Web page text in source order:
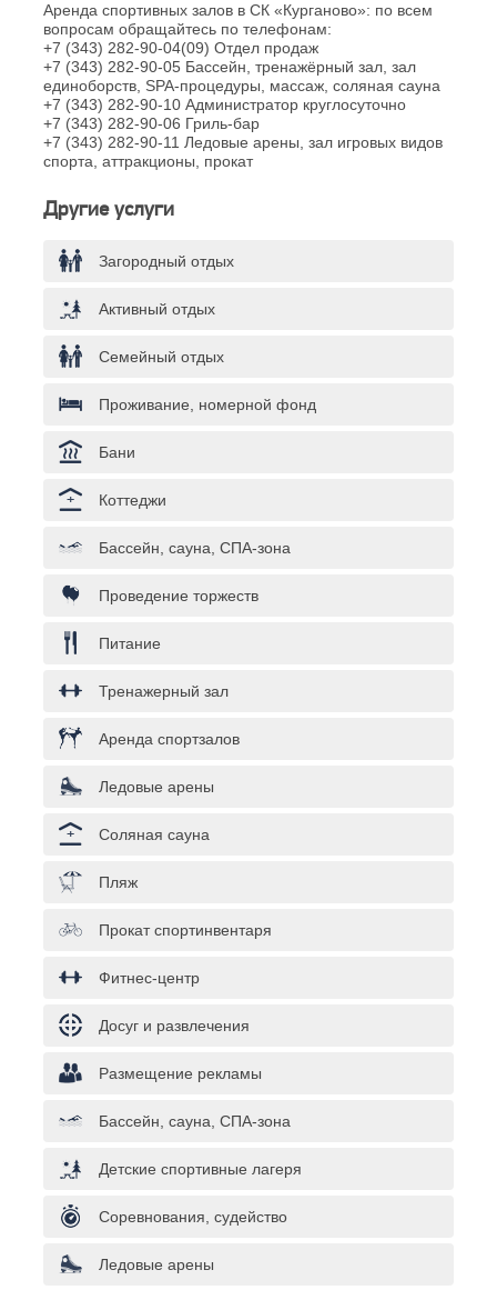
Аренда спортивных залов в СК «Курганово»: по всем
вопросам обращайтесь по телефонам:
+7 (343) 282-90-04(09) Отдел продаж
+7 (343) 282-90-05 Бассейн, тренажёрный зал, зал
единоборств, SPA-процедуры, массаж, соляная сауна
+7 (343) 282-90-10 Администратор круглосуточно
+7 (343) 282-90-06 Гриль-бар
+7 (343) 282-90-11 Ледовые арены, зал игровых видов
спорта, аттракционы, прокат
Другие услуги
Загородный отдых
Активный отдых
Семейный отдых
Проживание, номерной фонд
Бани
Коттеджи
Бассейн, сауна, СПА-зона
Проведение торжеств
Питание
Тренажерный зал
Аренда спортзалов
Ледовые арены
Соляная сауна
Пляж
Прокат спортинвентаря
Фитнес-центр
Досуг и развлечения
Размещение рекламы
Бассейн, сауна, СПА-зона
Детские спортивные лагеря
Соревнования, судейство
Ледовые арены